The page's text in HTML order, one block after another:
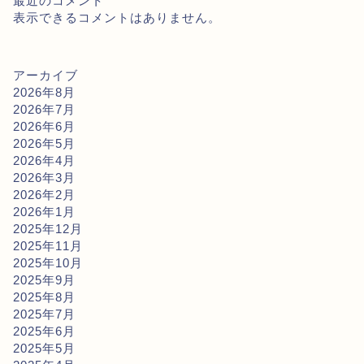
表示できるコメントはありません。
アーカイブ
2026年8月
2026年7月
2026年6月
2026年5月
2026年4月
2026年3月
2026年2月
2026年1月
2025年12月
2025年11月
2025年10月
2025年9月
2025年8月
2025年7月
2025年6月
2025年5月